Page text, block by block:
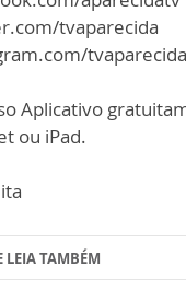
tvaparecida
tvaparecida
Aplicativo
ou iPad.
LEIA TAMBÉM